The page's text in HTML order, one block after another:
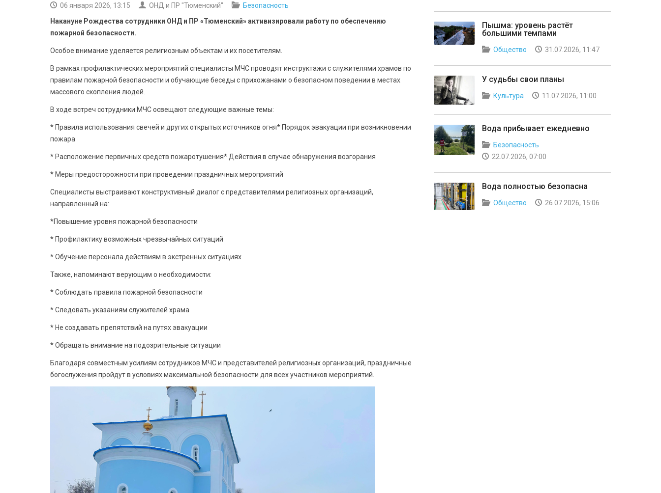
06 января 2026, 13:15 ОНД и ПР "Тюменский"
Безопасность
Накануне Рождества сотрудники ОНД и ПР «Тюменский» активизировали работу по обеспечению
пожарной безопасности.
Особое внимание уделяется религиозным объектам и их посетителям.
В рамках профилактических мероприятий специалисты МЧС проводят инструктажи с служителями храмов по
правилам пожарной безопасности и обучающие беседы с прихожанами о безопасном поведении в местах
массового скопления людей.
В ходе встреч сотрудники МЧС освещают следующие важные темы:
* Правила использования свечей и других открытых источников огня* Порядок эвакуации при возникновении
пожара
* Расположение первичных средств пожаротушения* Действия в случае обнаружения возгорания
* Меры предосторожности при проведении праздничных мероприятий
Специалисты выстраивают конструктивный диалог с представителями религиозных организаций,
направленный на:
*Повышение уровня пожарной безопасности
* Профилактику возможных чрезвычайных ситуаций
* Обучение персонала действиям в экстренных ситуациях
Также, напоминают верующим о необходимости:
* Соблюдать правила пожарной безопасности
* Следовать указаниям служителей храма
* Не создавать препятствий на путях эвакуации
* Обращать внимание на подозрительные ситуации
Благодаря совместным усилиям сотрудников МЧС и представителей религиозных организаций, праздничные
богослужения пройдут в условиях максимальной безопасности для всех участников мероприятий.
Пышма: уровень растёт
большими темпами
Общество 31.07.2026, 11:47
У судьбы свои планы
Культура 11.07.2026, 11:00
Вода прибывает ежедневно
Безопасность
22.07.2026, 07:00
Вода полностью безопасна
Общество 26.07.2026, 15:06